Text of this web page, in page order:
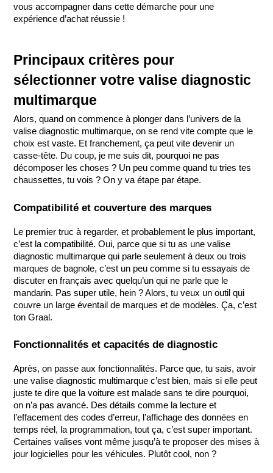
vous accompagner dans cette démarche pour une
expérience d’achat réussie !
Principaux critères pour
sélectionner votre valise diagnostic
multimarque
Alors, quand on commence à plonger dans l’univers de la
valise diagnostic multimarque, on se rend vite compte que le
choix est vaste. Et franchement, ça peut vite devenir un
casse-tête. Du coup, je me suis dit, pourquoi ne pas
décomposer les choses ? Un peu comme quand tu tries tes
chaussettes, tu vois ? On y va étape par étape.
Compatibilité et couverture des marques
Le premier truc à regarder, et probablement le plus important,
c’est la compatibilité. Oui, parce que si tu as une valise
diagnostic multimarque qui parle seulement à deux ou trois
marques de bagnole, c’est un peu comme si tu essayais de
discuter en français avec quelqu’un qui ne parle que le
mandarin. Pas super utile, hein ? Alors, tu veux un outil qui
couvre un large éventail de marques et de modèles. Ça, c’est
ton Graal.
Fonctionnalités et capacités de diagnostic
Après, on passe aux fonctionnalités. Parce que, tu sais, avoir
une valise diagnostic multimarque c’est bien, mais si elle peut
juste te dire que la voiture est malade sans te dire pourquoi,
on n’a pas avancé. Des détails comme la lecture et
l’effacement des codes d’erreur, l’affichage des données en
temps réel, la programmation, tout ça, c’est super important.
Certaines valises vont même jusqu’à te proposer des mises à
jour logicielles pour les véhicules. Plutôt cool, non ?